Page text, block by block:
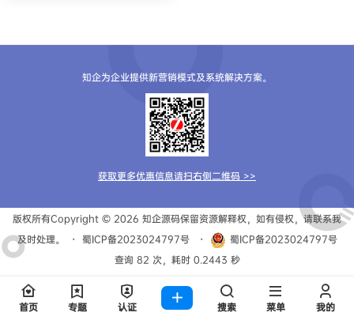
知企为企业提供新营销模式及系统解决方案。
获取更多优惠信息请扫右侧二维码 >>
版权所有Copyright © 2026 知企源码保留资源解释权，如有侵权，请联系我
及时处理。
・ 蜀ICP备2023024797号 ・
蜀ICP备2023024797号
查询 82 次，耗时 0.2443 秒
首页 专题 认证 搜索 菜单 我的